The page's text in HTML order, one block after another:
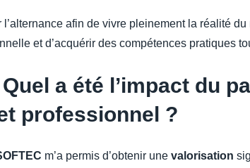
l’alternance afin de vivre pleinement la réalité
et d’acquérir des compétences pratiques
a été l’impact du
professionnel ?
m’a permis d’obtenir une valorisation